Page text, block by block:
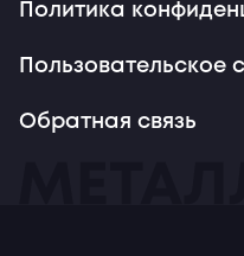
Политика
Пользовательское
Обратная связь